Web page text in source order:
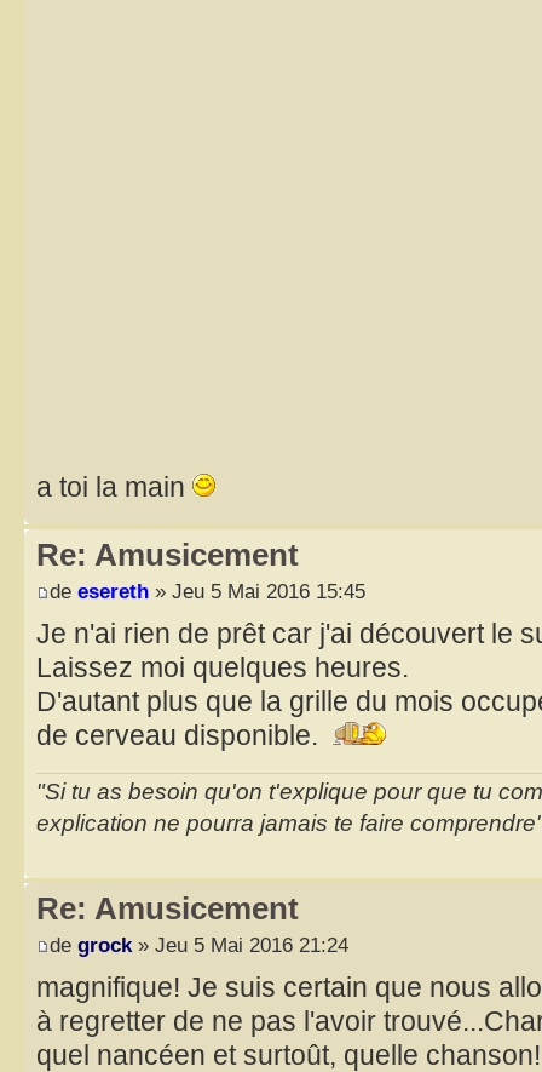
a toi la main
Re: Amusicement
de esereth » Jeu 5 Mai 2016 15:45
Je n'ai rien de prêt car j'ai découvert le
Laissez moi quelques heures.
D'autant plus que la grille du mois
de cerveau disponible.
"Si tu as besoin qu'on t'explique pour que tu
explication ne pourra jamais te faire
Re: Amusicement
de grock » Jeu 5 Mai 2016 21:24
magnifique! Je suis certain que nous
à regretter de ne pas l'avoir
quel nancéen et surtoût, quelle